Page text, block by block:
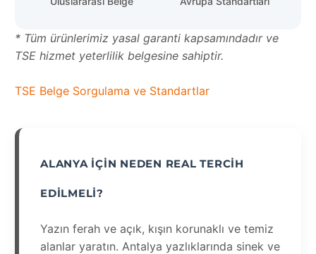
* Tüm ürünlerimiz yasal garanti kapsamındadır ve
TSE hizmet yeterlilik belgesine sahiptir.
TSE Belge Sorgulama ve Standartlar
ALANYA İÇIN NEDEN REAL TERCIH
EDILMELI?
Yazın ferah ve açık, kışın korunaklı ve temiz
alanlar yaratın. Antalya yazlıklarında sinek ve